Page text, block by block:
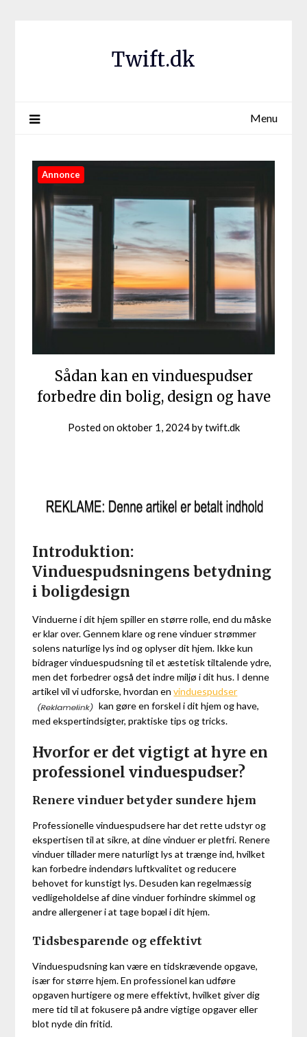
Twift.dk
Menu
Annonce
Sådan kan en vinduespudser
forbedre din bolig, design og have
Posted onoktober 1, 2024bytwift.dk
Introduktion:
Vinduespudsningens betydning
i boligdesign
Vinduerne i dit hjem spiller en større rolle, end du måske
er klar over. Gennem klare og rene vinduer strømmer
solens naturlige lys ind og oplyser dit hjem. Ikke kun
bidrager vinduespudsning til et æstetisk tiltalende ydre,
men det forbedrer også det indre miljø i dit hus. I denne
artikel vil vi udforske, hvordan envinduespudser
kan gøre en forskel i dit hjem og have,
med ekspertindsigter, praktiske tips og tricks.
Hvorfor er det vigtigt at hyre en
professionel vinduespudser?
Renere vinduer betyder sundere hjem
Professionelle vinduespudsere har det rette udstyr og
ekspertisen til at sikre, at dine vinduer er pletfri. Renere
vinduer tillader mere naturligt lys at trænge ind, hvilket
kan forbedre indendørs luftkvalitet og reducere
behovet for kunstigt lys. Desuden kan regelmæssig
vedligeholdelse af dine vinduer forhindre skimmel og
andre allergener i at tage bopæl i dit hjem.
Tidsbesparende og effektivt
Vinduespudsning kan være en tidskrævende opgave,
især for større hjem. En professionel kan udføre
opgaven hurtigere og mere effektivt, hvilket giver dig
mere tid til at fokusere på andre vigtige opgaver eller
blot nyde din fritid.